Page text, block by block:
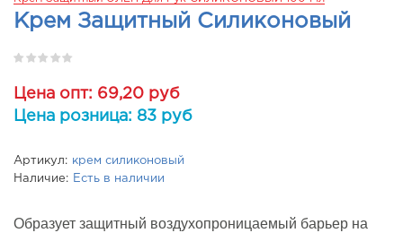
Крем Защитный Силиконовый
Цена опт: 69,20 руб
Цена розница: 83 руб
Артикул: крем силиконовый
Наличие:
Есть в наличии
Образует защитный воздухопроницаемый барьер на